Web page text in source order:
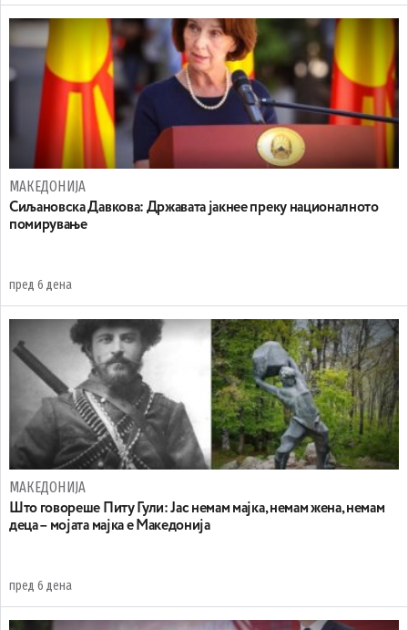
МАКЕДОНИЈА
Сиљановска Давкова: Државата јакнее преку националното
помирување
пред 6 дена
МАКЕДОНИЈА
Што говореше Питу Гули: Јас немам мајка, немам жена, немам
деца – мојата мајка е Македонија
пред 6 дена